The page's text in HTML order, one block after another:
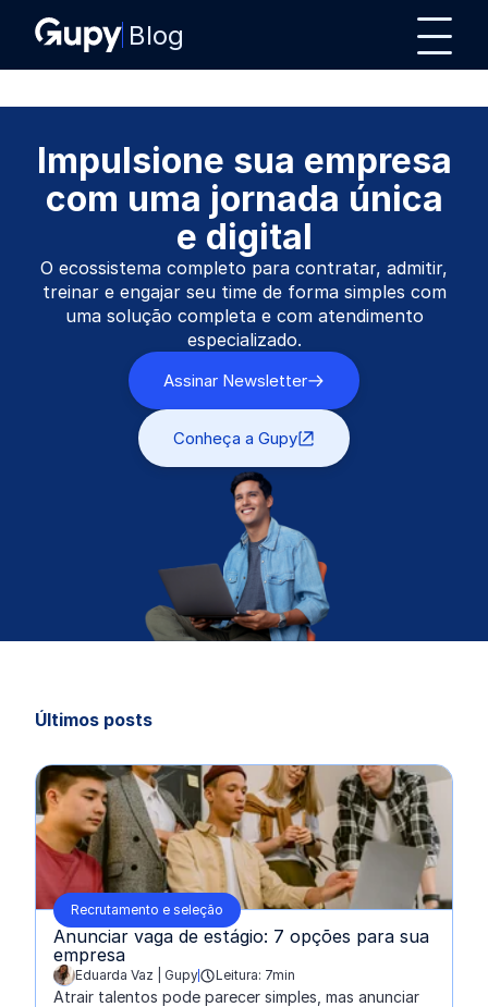
Blog
Impulsione sua empresa
com uma jornada única
e digital
O ecossistema completo para contratar, admitir,
treinar e engajar seu time de forma simples com
uma solução completa e com atendimento
especializado.
Assinar Newsletter
Conheça a Gupy
Últimos posts
Recrutamento e seleção
Anunciar vaga de estágio: 7 opções para sua
empresa
escrito por:
Eduarda Vaz | Gupy Leitura: 7min
Atrair talentos pode parecer simples, mas anunciar